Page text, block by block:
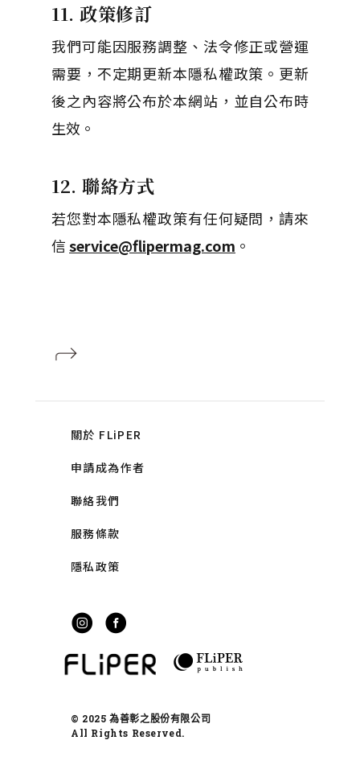
11. 政策修訂
我們可能因服務調整、法令修正或營運
需要，不定期更新本隱私權政策。更新
後之內容將公布於本網站，並自公布時
生效。
12. 聯絡方式
若您對本隱私權政策有任何疑問，請來
信service@flipermag.com 。
關於 FLiPER
申請成為作者
聯絡我們
服務條款
隱私政策
© 2025 為善彰之股份有限公司
All Rights Reserved.